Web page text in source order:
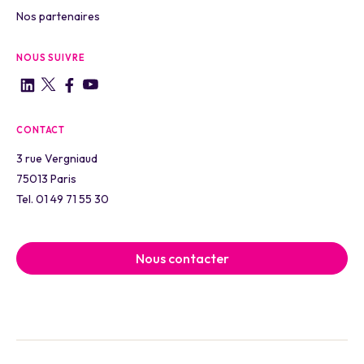
Nos partenaires
NOUS SUIVRE
CONTACT
3 rue Vergniaud
75013 Paris
Tel. 01 49 71 55 30
Nous contacter